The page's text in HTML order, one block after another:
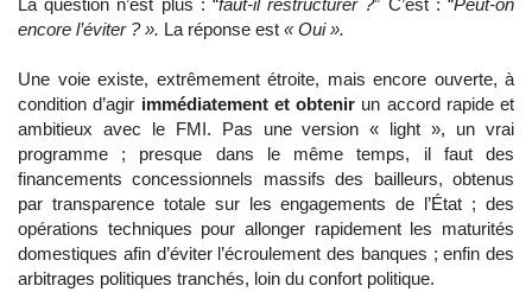
La question n’est plus : “faut-il restructurer ?” C’est : “Peut-on
encore l’éviter ? ». La réponse est « Oui ».
Une voie existe, extrêmement étroite, mais encore ouverte, à
condition d’agir immédiatement et obtenir un accord rapide et
ambitieux avec le FMI. Pas une version « light », un vrai
programme ; presque dans le même temps, il faut des
financements concessionnels massifs des bailleurs, obtenus
par transparence totale sur les engagements de l’État ; des
opérations techniques pour allonger rapidement les maturités
domestiques afin d’éviter l’écroulement des banques ; enfin des
arbitrages politiques tranchés, loin du confort politique.